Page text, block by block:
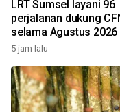
LRT Sumsel layani 96
perjalanan dukung
selama Agustus 2026
5 jam lalu